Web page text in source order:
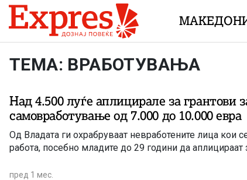
Skip to content
ТЕМА: ВРАБОТУВАЊА
Над 4.500 луѓе аплицирале за грантови
самовработување од 7.000 до 10.000 евра
Од Владата ги охрабруваат невработените лица кои
работа, посебно младите до 29 години да аплицираат
пред 1 мес.